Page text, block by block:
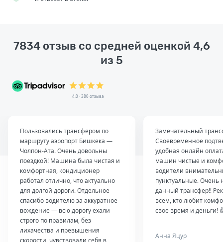
7834 отзыв со средней оценкой 4,6
из 5
4.0 · 380 отзыва
Пользовались трансфером по
маршруту аэропорт Бишкека —
Чолпон-Ата. Очень довольны
поездкой! Машина была чистая и
комфортная, кондиционер
работал отлично, что актуально
для долгой дороги. Отдельное
спасибо водителю за аккуратное
вождение — всю дорогу ехали
строго по правилам, без
лихачества и превышения
скорости, чувствовали себя в
Замечательный
Своевременное
удобная онлайн
машин чистые и
водители
пунктуальные. Очень
данный трансфер!!
всем, кто любит
свое время и деньги!
Анна Яцур